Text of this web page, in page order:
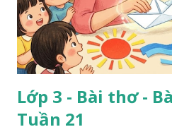
Lớp 3 - Bài thơ -
Tuần 21